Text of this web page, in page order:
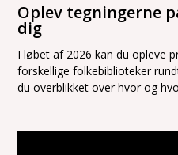
Oplev tegningerne
dig
I løbet af 2026 kan du opleve
forskellige folkebiblioteker
du overblikket over hvor og